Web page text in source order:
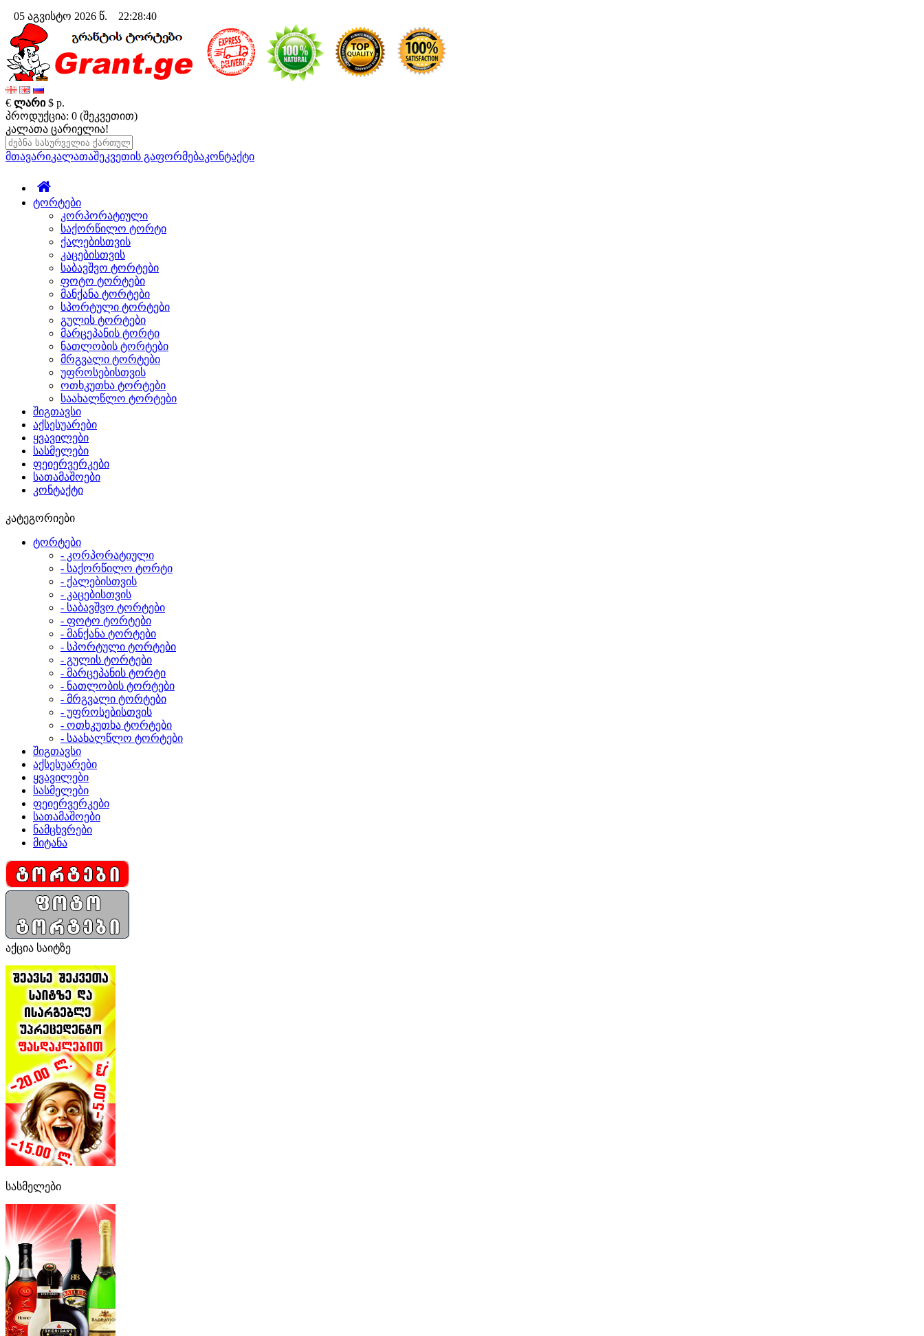
05 აგვისტო 2026 წ. 22:28:41
€ ლარი $ р.
პროდუქცია: 0 (შეკვეთით)
კალათა ცარიელია!
მთავარიკალათაშეკვეთის გაფორმებაკონტაქტი
ტორტები
კორპორატიული
საქორწილო ტორტი
ქალებისთვის
კაცებისთვის
საბავშვო ტორტები
ფოტო ტორტები
მანქანა ტორტები
სპორტული ტორტები
გულის ტორტები
მარცეპანის ტორტი
ნათლობის ტორტები
მრგვალი ტორტები
უფროსებისთვის
ოთხკუთხა ტორტები
საახალწლო ტორტები
შიგთავსი
აქსესუარები
ყვავილები
სასმელები
ფეიერვერკები
სათამაშოები
კონტაქტი
კატეგორიები
ტორტები
- კორპორატიული
- საქორწილო ტორტი
- ქალებისთვის
- კაცებისთვის
- საბავშვო ტორტები
- ფოტო ტორტები
- მანქანა ტორტები
- სპორტული ტორტები
- გულის ტორტები
- მარცეპანის ტორტი
- ნათლობის ტორტები
- მრგვალი ტორტები
- უფროსებისთვის
- ოთხკუთხა ტორტები
- საახალწლო ტორტები
შიგთავსი
აქსესუარები
ყვავილები
სასმელები
ფეიერვერკები
სათამაშოები
ნამცხვრები
მიტანა
აქცია საიტზე
სასმელები